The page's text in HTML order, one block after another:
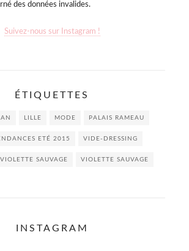
des données invalides.
Suivez-nous sur Instagram !
ÉTIQUETTES
LILLE MODE PALAIS RAMEAU
ETÉ 2015 VIDE-DRESSING
SAUVAGE VIOLETTE SAUVAGE
INSTAGRAM